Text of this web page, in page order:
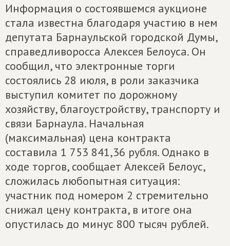
Информация о состоявшемся аукционе
стала известна благодаря участию в нем
депутата Барнаульской городской Думы,
справедливоросса Алексея Белоуса. Он
сообщил, что электронные торги
состоялись 28 июля, в роли заказчика
выступил комитет по дорожному
хозяйству, благоустройству, транспорту и
связи Барнаула. Начальная
(максимальная) цена контракта
составила 1 753 841,36 рубля. Однако в
ходе торгов, сообщает Алексей Белоус,
сложилась любопытная ситуация:
участник под номером 2 стремительно
снижал цену контракта, в итоге она
опустилась до минус 800 тысяч рублей.